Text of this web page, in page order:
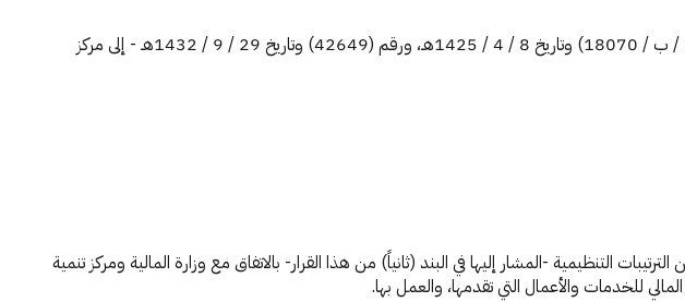
تحويل المركز الوطني للنخيل والتمور -التابع لاتحاد الغرف التجارية السعودية، الصادر في شأنه الأمران الساميان رقم (7 / ب / 18070) وتاريخ 8 / 4 / 1425هـ، ورقم (42649) وتاريخ 29 / 9 / 1432هـ - إلى مركز
صلاحيته المنصوص عليها في الفقرة (4) من المادة (الخامسة) من الترتيبات التنظيمية -المشار إليها في البند (ثانياً) من هذا القرار- بالاتفاق مع وزارة المالية ومركز تنمية
للخدمات والأعمال التي تقدمها، والعمل بها.